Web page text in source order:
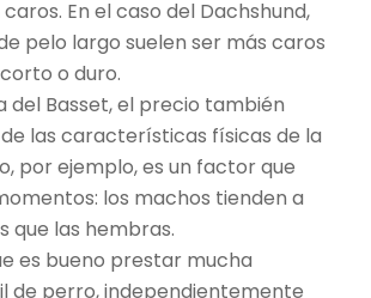
En el caso del Dachshund,
pelo largo suelen ser más caros
o duro.
del Basset, el precio también
las características físicas de la
por ejemplo, es un factor que
los machos tienden a
que las hembras.
es bueno prestar mucha
de perro, independientemente